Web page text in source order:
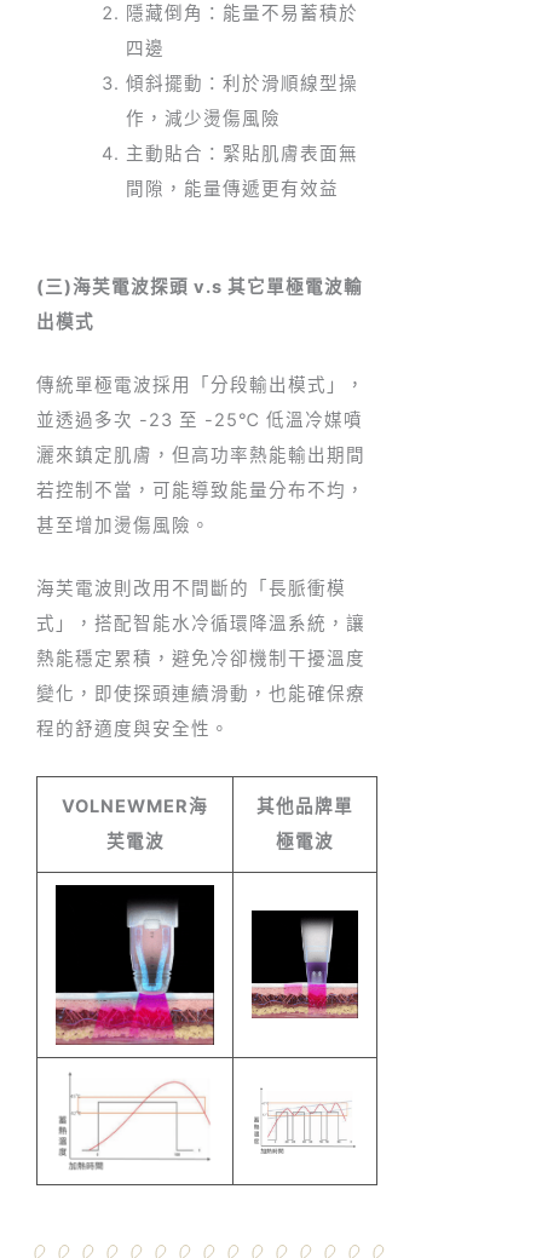
隱藏倒角：能量不易蓄積於
四邊
傾斜擺動：利於滑順線型操
作，減少燙傷風險
主動貼合：緊貼肌膚表面無
間隙，能量傳遞更有效益
(三)海芙電波探頭 v.s 其它單極電波輸
出模式
傳統單極電波採用「分段輸出模式」，
並透過多次 -23 至 -25℃ 低溫冷媒噴
灑來鎮定肌膚，但高功率熱能輸出期間
若控制不當，可能導致能量分布不均，
甚至增加燙傷風險。
海芙電波則改用不間斷的「長脈衝模
式」，搭配智能水冷循環降溫系統，讓
熱能穩定累積，避免冷卻機制干擾溫度
變化，即使探頭連續滑動，也能確保療
程的舒適度與安全性。
VOLNEWMER海
芙電波
其他品牌單
極電波